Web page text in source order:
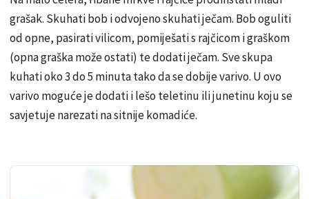
grašak. Skuhati bob i odvojeno skuhati ječam. Bob oguliti
od opne, pasirati vilicom, pomiješati s rajčicom i graškom
(opna graška može ostati) te dodati ječam. Sve skupa
kuhati oko 3 do 5 minuta tako da se dobije varivo. U ovo
varivo moguće je dodati i lešo teletinu ili junetinu koju se
savjetuje narezati na sitnije komadiće.